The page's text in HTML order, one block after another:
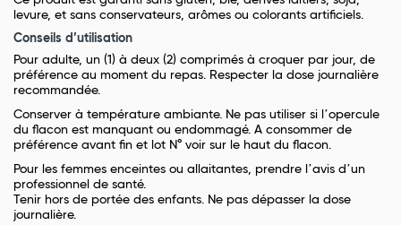
levure, et sans conservateurs, arômes ou colorants artificiels.
Conseils d’utilisation
Pour adulte, un (1) à deux (2) comprimés à croquer par jour, de
préférence au moment du repas. Respecter la dose journalière
recommandée.
Conserver à température ambiante. Ne pas utiliser si lʼopercule
du flacon est manquant ou endommagé. A consommer de
préférence avant fin et lot N° voir sur le haut du flacon.
Pour les femmes enceintes ou allaitantes, prendre lʼavis dʼun
professionnel de santé.
Tenir hors de portée des enfants. Ne pas dépasser la dose
journalière.